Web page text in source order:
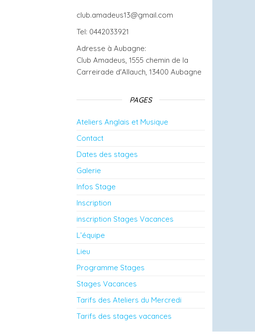
club.amadeus13@gmail.com
Tel: 0442033921
Adresse à Aubagne:
Club Amadeus, 1555 chemin de la
Carreirade d'Allauch, 13400 Aubagne
PAGES
Ateliers Anglais et Musique
Contact
Dates des stages
Galerie
Infos Stage
Inscription
inscription Stages Vacances
L’équipe
Lieu
Programme Stages
Stages Vacances
Tarifs des Ateliers du Mercredi
Tarifs des stages vacances